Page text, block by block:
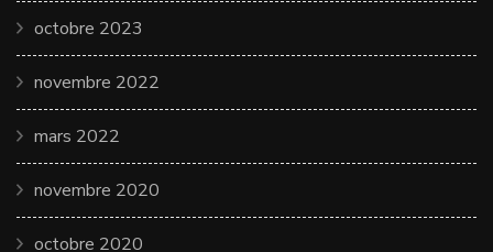
octobre 2023
novembre 2022
mars 2022
novembre 2020
octobre 2020